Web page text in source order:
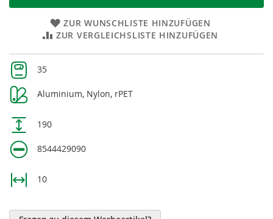
ZUR WUNSCHLISTE HINZUFÜGEN
ZUR VERGLEICHSLISTE HINZUFÜGEN
Weitere
Informationen
35
Aluminium, Nylon, rPET
190
8544429090
10